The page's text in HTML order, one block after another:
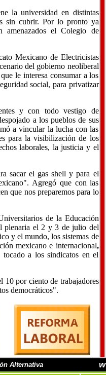
la universidad en distintas
sin cubrir. Por lo pronto ya
amenazados el Colegio de
Mexicano de Electricistas
del gobierno neoliberal
le interesa consumar a los
social, para privatizar
y con todo vestigo de
a los pueblos de sus
a vincular la lucha con las
para la visibilización de los
laborales, la justicia y el
sacar el gas shell y para el
Agregó que con las
que nos preparemos para lo
de la Educación
plenaria el 2 y 3 de julio del
y el mundo, los sistemas de
mexicano e internacional,
a los sindicatos en el
10 por ciento de trabajadores
democráticos".
Alternativa